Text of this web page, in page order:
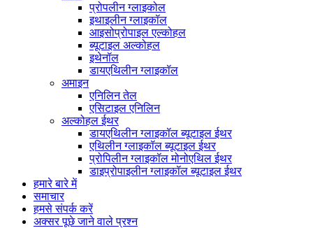
प्रोपलीन ग्लाइकोल
इथाइलीन ग्लाइकॉल
आइसोप्रोपाइल एल्कोहल
ब्यूटाइल अल्कोहल
इथेनॉल
डायएथिलीन ग्लाइकॉल
अमाइन
एनिलिन तेल
एसिटाइल एनिलिन
अल्कोहल ईथर
डायएथिलीन ग्लाइकॉल ब्यूटाइल ईथर
एथिलीन ग्लाइकॉल ब्यूटाइल ईथर
प्रोपिलीन ग्लाइकॉल मोनोएथिल ईथर
डाइप्रोपाइलीन ग्लाइकॉल ब्यूटाइल ईथर
हमारे बारे में
समाचार
हमसे संपर्क करें
अक्सर पूछे जाने वाले प्रश्न